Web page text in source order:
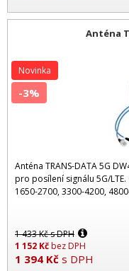
Anténa
Anténa TRANS-DATA 5G
pro posílení signálu 5G/
1650-2700, 3300-4200,
1 433Kčs DPH
1 152 Kčbez DPH
1 394 Kč s DPH
Novinka
-3%